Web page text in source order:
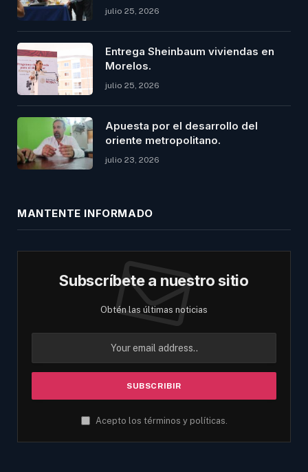
julio 25, 2026
Entrega Sheinbaum viviendas en
Morelos.
julio 25, 2026
Apuesta por el desarrollo del
oriente metropolitano.
julio 23, 2026
MANTENTE INFORMADO
Subscríbete a nuestro sitio
Obtén las últimas noticias
Acepto los términos y políticas.